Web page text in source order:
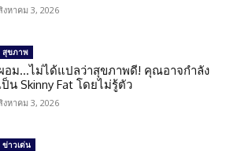
งหาคม 3, 2026
สุขภาพ
อม…ไม่ได้แปลว่าสุขภาพดี! คุณอาจกำลัง
ป็น Skinny Fat โดยไม่รู้ตัว
งหาคม 3, 2026
ข่าวเด่น